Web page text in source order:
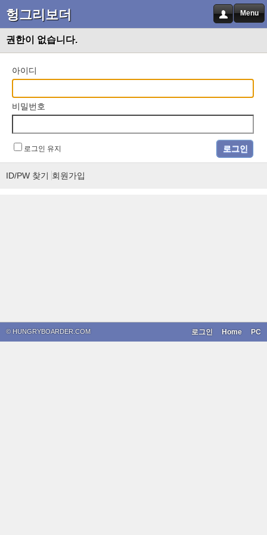
헝그리보더 Menu
권한이 없습니다.
아이디
비밀번호
로그인 유지
ID/PW 찾기 회원가입
© HUNGRYBOARDER.COM PC
Home
로그인